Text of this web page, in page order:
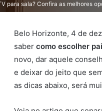
para sala? Confira as melhores
Belo Horizonte, 4 de
saber como escolher
novo, dar aquele
e deixar do jeito que
as dicas abaixo, será